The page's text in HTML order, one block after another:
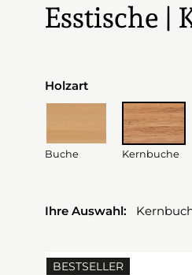
Esstische |
Holzart
Buche Kernbuche
Ihre Auswahl:
BESTSELLER